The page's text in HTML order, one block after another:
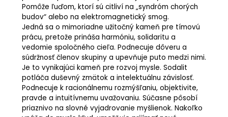
Pomôže ľuďom, ktorí sú citliví na „syndróm chorých
budov“ alebo na elektromagnetický smog.
Jedná sa o mimoriadne užitočný kameň pre tímovú
prácu, pretože prináša harmóniu, solidaritu a
vedomie spoločného cieľa. Podnecuje dôveru a
súdržnosť členov skupiny a upevňuje puto medzi nimi.
Je to vynikajúci kameň pre rozvoj mysle. Sodalit
potláča duševný zmätok a intelektuálnu závislosť.
Podnecuje k racionálnemu rozmýšľaniu, objektivite,
pravde a intuitívnemu uvažovaniu. Súčasne pôsobí
priaznivo na slovné vyjadrovanie myšlienok. Nakoľko